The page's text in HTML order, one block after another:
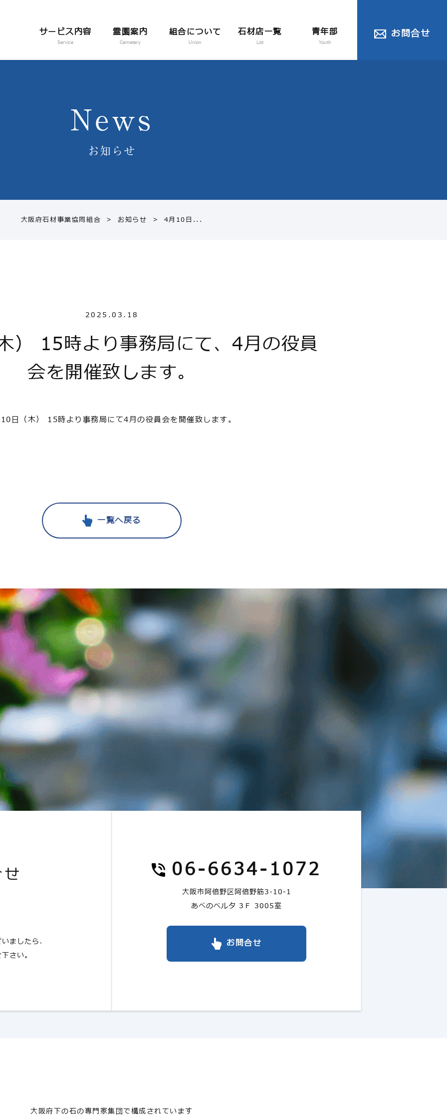
サービス内容
Service
霊園案内
Cemetery
組合について
Union
石材店一覧
List
青年部
Youth
お問合せ
News
お知らせ
大阪府石材事業協同組合 >お知らせ > 4月10日...
2025.03.18
） 15時より事務局にて、4月の役員
会を開催致します。
日（木） 15時より事務局にて4月の役員会を開催致します。
一覧へ戻る
ましたら、
さい。
06-6634-1072
大阪市阿倍野区阿倍野筋3-10-1
あべのベルタ 3Ｆ 3005室
お問合せ
大阪府下の石の専門家集団で構成されています